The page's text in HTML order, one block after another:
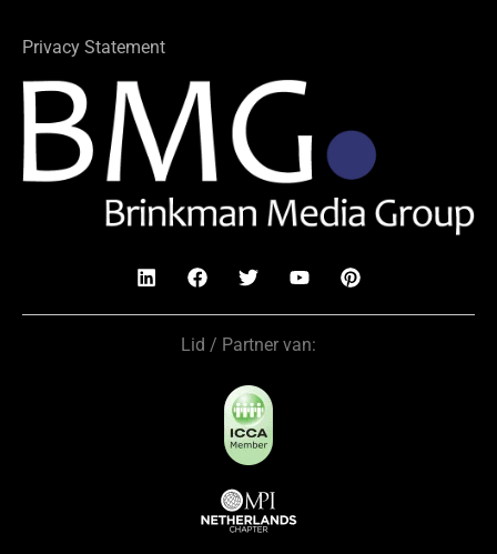
Privacy Statement
Lid / Partner van: